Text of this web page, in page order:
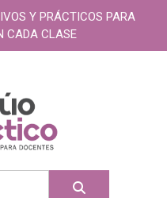
Y PRÁCTICOS PARA
CADA CLASE